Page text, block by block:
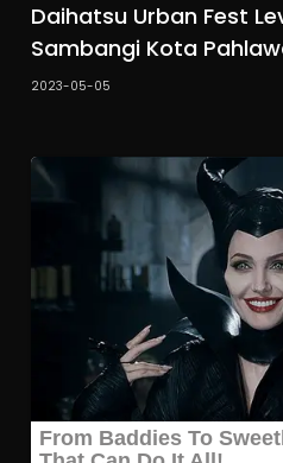
Daihatsu Urban Fest
Sambangi Kota
2023-05-05